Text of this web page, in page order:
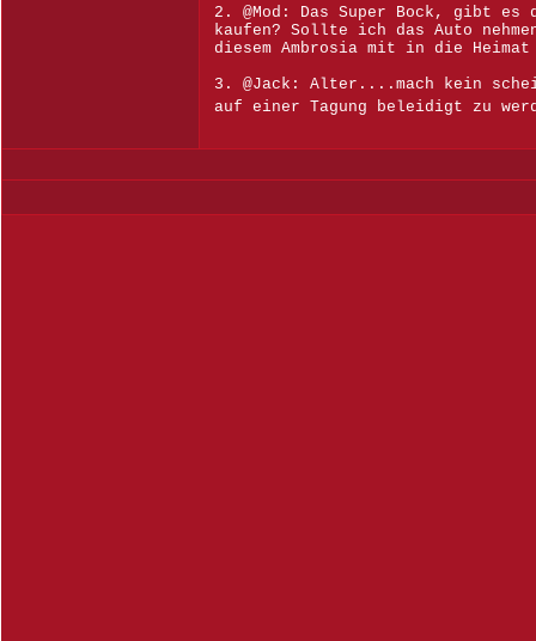
2. @Mod: Das Super Bock, gibt
kaufen? Sollte ich das Auto
diesem Ambrosia mit in die Heimat
3. @Jack: Alter....mach kein
auf einer Tagung beleidigt zu